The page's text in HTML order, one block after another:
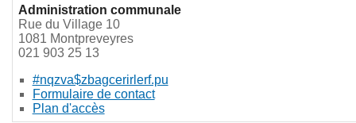
Administration communale
Rue du Village 10
1081 Montpreveyres
021 903 25 13
#nqzva$zbagcerirlerf.pu
Formulaire de contact
Plan d'accès